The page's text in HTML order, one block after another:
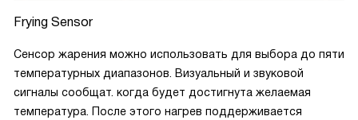
Frying Sensor
Сенсор жарения можно использовать для выбора до пяти
температурных диапазонов. Визуальный и звуковой
сигналы сообщат. когда будет достигнута желаемая
температура. После этого нагрев поддерживается